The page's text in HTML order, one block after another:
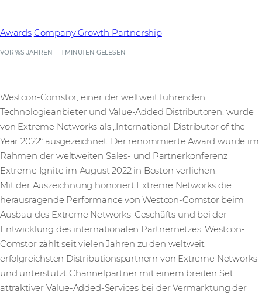
VOR %S JAHREN 1 MINUTEN GELESEN
Awards Company Growth Partnership
Westcon-Comstor, einer der weltweit führenden
Technologieanbieter und Value-Added Distributoren, wurde
von Extreme Networks als „International Distributor of the
Year 2022“ ausgezeichnet. Der renommierte Award wurde im
Rahmen der weltweiten Sales- und Partnerkonferenz
Extreme Ignite im August 2022 in Boston verliehen.
Mit der Auszeichnung honoriert Extreme Networks die
herausragende Performance von Westcon-Comstor beim
Ausbau des Extreme Networks-Geschäfts und bei der
Entwicklung des internationalen Partnernetzes. Westcon-
Comstor zählt seit vielen Jahren zu den weltweit
erfolgreichsten Distributionspartnern von Extreme Networks
und unterstützt Channelpartner mit einem breiten Set
attraktiver Value-Added-Services bei der Vermarktung der